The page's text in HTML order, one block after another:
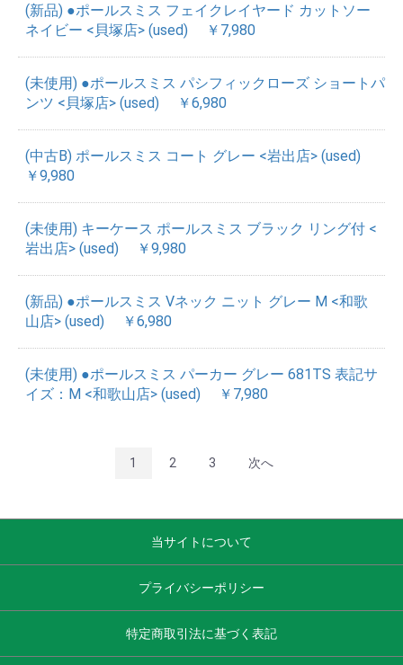
(新品) ●ポールスミス フェイクレイヤード カットソー
ネイビー <貝塚店> (used)
￥7,980
(未使用) ●ポールスミス パシフィックローズ ショートパ
ンツ <貝塚店> (used)
￥6,980
(中古B) ポールスミス コート グレー <岩出店> (used)
￥9,980
(未使用) キーケース ポールスミス ブラック リング付 <
岩出店> (used)
￥9,980
(新品) ●ポールスミス Vネック ニット グレー M <和歌
山店> (used)
￥6,980
(未使用) ●ポールスミス パーカー グレー 681TS 表記サ
イズ：M <和歌山店> (used)
￥7,980
1 2 3 次へ
当サイトについて
プライバシーポリシー
特定商取引法に基づく表記